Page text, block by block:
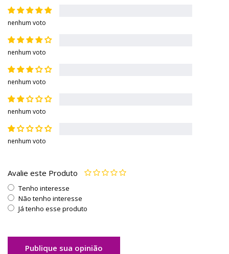
nenhum voto
nenhum voto
nenhum voto
nenhum voto
nenhum voto
Avalie este Produto
Tenho interesse
Não tenho interesse
Já tenho esse produto
Publique sua opinião